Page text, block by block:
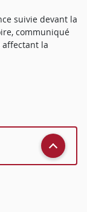
suivie devant la
communiqué
la